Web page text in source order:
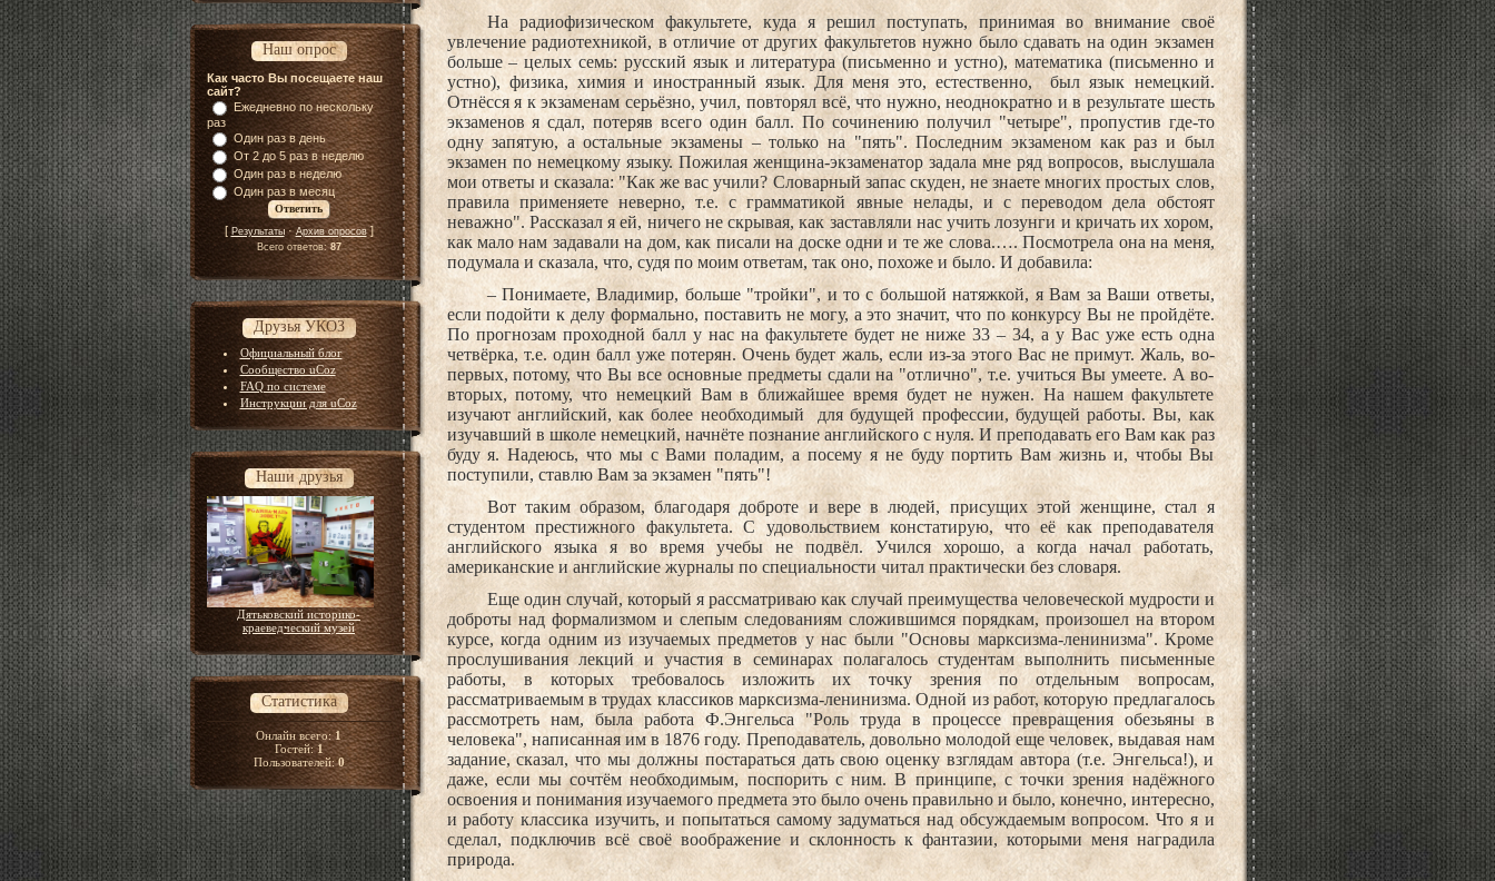
Наш опрос
Как часто Вы посещаете наш
сайт?
Ежедневно по нескольку
раз
Один раз в день
От 2 до 5 раз в неделю
Один раз в неделю
Один раз в месяц
[ Результаты·Архив опросов]
Всего ответов:87
Друзья УКОЗ
Официальный блог
Сообщество uCoz
FAQ по системе
Инструкции для uCoz
Наши друзья
Дятьковский историко-
краеведческий музей
Статистика
Онлайн всего:1
Гостей:1
Пользователей:0
На радиофизическом факультете, куда я решил поступать, принимая во внимание своё
увлечение радиотехникой, в отличие от других факультетов нужно было сдавать на один экзамен
больше – целых семь: русский язык и литература (письменно и устно), математика (письменно и
устно), физика, химия и иностранный язык. Для меня это, естественно, был язык немецкий.
Отнёсся я к экзаменам серьёзно, учил, повторял всё, что нужно, неоднократно и в результате шесть
экзаменов я сдал, потеряв всего один балл. По сочинению получил "четыре", пропустив где-то
одну запятую, а остальные экзамены – только на "пять". Последним экзаменом как раз и был
экзамен по немецкому языку. Пожилая женщина-экзаменатор задала мне ряд вопросов, выслушала
мои ответы и сказала: "Как же вас учили? Словарный запас скуден, не знаете многих простых слов,
правила применяете неверно, т.е. с грамматикой явные нелады, и с переводом дела обстоят
неважно". Рассказал я ей, ничего не скрывая, как заставляли нас учить лозунги и кричать их хором,
как мало нам задавали на дом, как писали на доске одни и те же слова.…. Посмотрела она на меня,
подумала и сказала, что, судя по моим ответам, так оно, похоже и было. И добавила:
– Понимаете, Владимир, больше "тройки", и то с большой натяжкой, я Вам за Ваши ответы,
если подойти к делу формально, поставить не могу, а это значит, что по конкурсу Вы не пройдёте.
По прогнозам проходной балл у нас на факультете будет не ниже 33 – 34, а у Вас уже есть одна
четвёрка, т.е. один балл уже потерян. Очень будет жаль, если из-за этого Вас не примут. Жаль, во-
первых, потому, что Вы все основные предметы сдали на "отлично", т.е. учиться Вы умеете. А во-
вторых, потому, что немецкий Вам в ближайшее время будет не нужен. На нашем факультете
изучают английский, как более необходимый
для будущей профессии, будущей работы. Вы, как
изучавший в школе немецкий, начнёте познание английского с нуля. И преподавать его Вам как раз
буду я. Надеюсь, что мы с Вами поладим, а посему я не буду портить Вам жизнь и, чтобы Вы
поступили, ставлю Вам за экзамен "пять"!
Вот таким образом, благодаря доброте и вере в людей, присущих этой женщине, стал я
студентом престижного факультета. С удовольствием констатирую, что её как преподавателя
английского языка я во время учебы не подвёл. Учился хорошо, а когда начал работать,
американские и английские журналы по специальности читал практически без словаря.
Еще один случай, который я рассматриваю как случай преимущества человеческой мудрости и
доброты над формализмом и слепым следованиям сложившимся порядкам, произошел на втором
курсе, когда одним из изучаемых предметов у нас были "Основы марксизма-ленинизма". Кроме
прослушивания лекций и участия в семинарах полагалось студентам выполнить письменные
работы, в которых требовалось изложить их точку зрения по отдельным вопросам,
рассматриваемым в трудах классиков марксизма-ленинизма. Одной из работ, которую предлагалось
рассмотреть нам, была работа Ф.Энгельса "Роль труда в процессе превращения обезьяны в
человека", написанная им в 1876 году. Преподаватель, довольно молодой еще человек, выдавая нам
задание, сказал, что мы должны постараться дать свою оценку взглядам автора (т.е. Энгельса!), и
даже, если мы сочтём необходимым, поспорить с ним. В принципе, с точки зрения надёжного
освоения и понимания изучаемого предмета это было очень правильно и было, конечно, интересно,
и работу классика изучить, и попытаться самому задуматься над обсуждаемым вопросом. Что я и
сделал, подключив всё своё воображение и склонность к фантазии, которыми меня наградила
природа.